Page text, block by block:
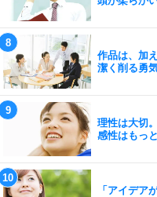
作品は、加
潔く削る勇
理性は大切。
感性はもっと
「アイデア